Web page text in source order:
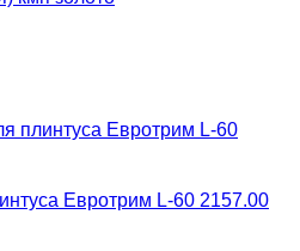
Евротрим L-60 2157.00